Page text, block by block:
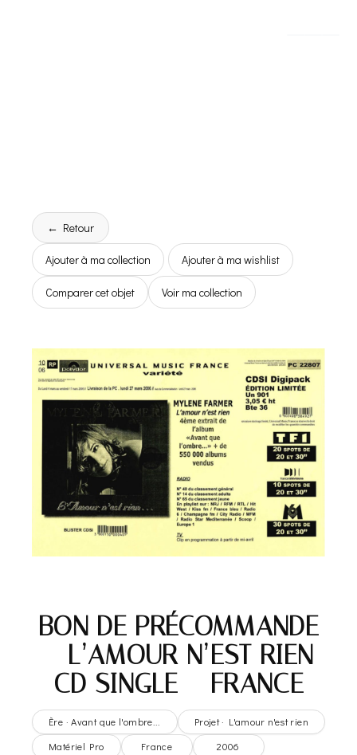
← Retour
Ajouter à ma collection Ajouter à ma wishlist
Comparer cet objet Voir ma collection
BON DE PRÉCOMMANDE
– L’AMOUR N’EST RIEN
CD SINGLE – FRANCE
Ère · Avant que l'ombre...
Projet · L'amour n'est rien
Matériel Pro
France 2006